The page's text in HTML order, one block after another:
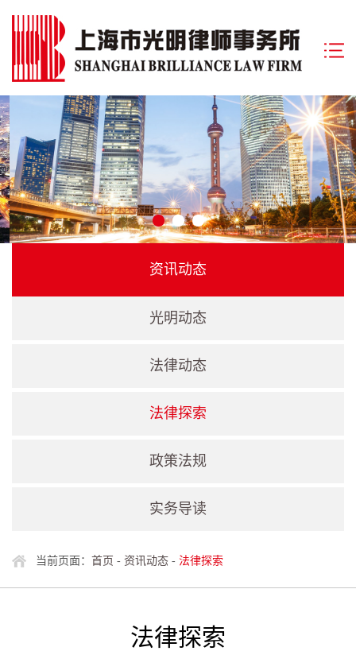
资讯动态
光明动态
法律动态
法律探索
政策法规
实务导读
当前页面： 首页 - 资讯动态 - 法律探索
法律探索